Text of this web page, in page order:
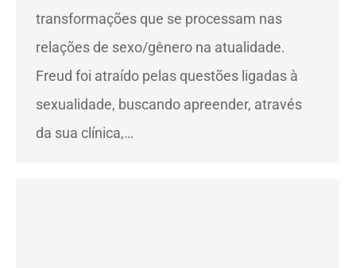
transformações que se processam nas
relações de sexo/gênero na atualidade.
Freud foi atraído pelas questões ligadas à
sexualidade, buscando apreender, através
da sua clínica,…